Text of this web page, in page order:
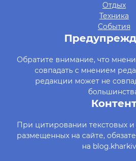
Отдых
Техника
События
Обратите внимание, что
совпадать с мнением
редакции может не
При цитировании текстовых и
размещенных на сайте,
на